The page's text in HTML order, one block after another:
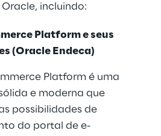
incluindo:
Platform e seus
(Oracle Endeca)
Platform é uma
e moderna que
possibilidades de
do portal de e-